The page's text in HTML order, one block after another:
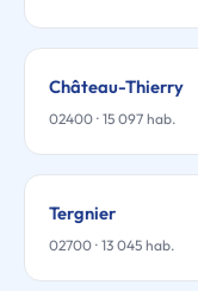
Château-Thierry
02400 · 15 097 hab.
Tergnier
02700 · 13 045 hab.